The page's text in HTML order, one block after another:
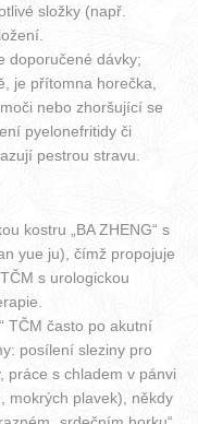
složky (např.
doporučené dávky;
je přítomna horečka,
nebo zhoršující se
pyelonefritidy či
pestrou stravu.
kostru „BA ZHENG“ s
yue ju), čímž propojuje
s urologickou
TČM často po akutní
posílení sleziny pro
práce s chladem v pánvi
mokrých plavek), někdy